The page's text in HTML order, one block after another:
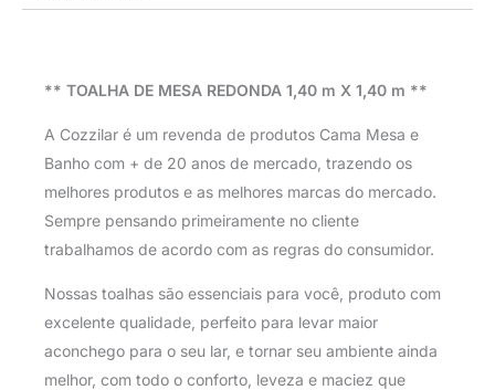
** TOALHA DE MESA REDONDA 1,40 m X 1,40 m **
A Cozzilar é um revenda de produtos Cama Mesa e
Banho com + de 20 anos de mercado, trazendo os
melhores produtos e as melhores marcas do mercado.
Sempre pensando primeiramente no cliente
trabalhamos de acordo com as regras do consumidor.
Nossas toalhas são essenciais para você, produto com
excelente qualidade, perfeito para levar maior
aconchego para o seu lar, e tornar seu ambiente ainda
melhor, com todo o conforto, leveza e maciez que